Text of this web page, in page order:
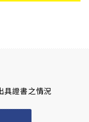
具證書之情況